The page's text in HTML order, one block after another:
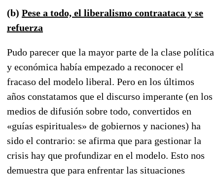
(b) Pese a todo, el liberalismo contraataca y se
refuerza
Pudo parecer que la mayor parte de la clase política
y económica había empezado a reconocer el
fracaso del modelo liberal. Pero en los últimos
años constatamos que el discurso imperante (en los
medios de difusión sobre todo, convertidos en
«guías espirituales» de gobiernos y naciones) ha
sido el contrario: se afirma que para gestionar la
crisis hay que profundizar en el modelo. Esto nos
demuestra que para enfrentar las situaciones